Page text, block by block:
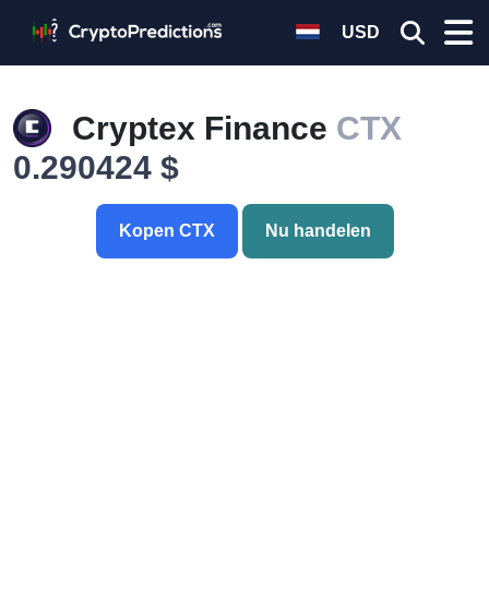
USD
Cryptex Finance CTX
0.290424 $
Kopen CTX Nu handelen